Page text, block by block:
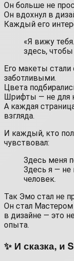
Он больше не
Он вдохнул в
Каждый его
«Я вижу
здесь,
Его макеты
заботливыми.
Цвета
Шрифты — не для
А каждая
взгляда.
И каждый, кто
чувствовал:
Здесь меня
Здесь я — не
человек.
Так Эмо стал не
Он стал
в дизайне — это
опыта.
✨ И сказка, и